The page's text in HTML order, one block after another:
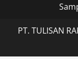
PT. TULISAN